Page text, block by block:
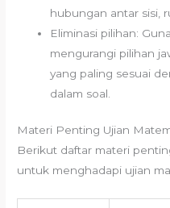
hubungan antar sisi,
Eliminasi pilihan:
mengurangi pilihan
yang paling sesuai
dalam soal.
Materi Penting Ujian
Berikut daftar materi
untuk menghadapi ujian